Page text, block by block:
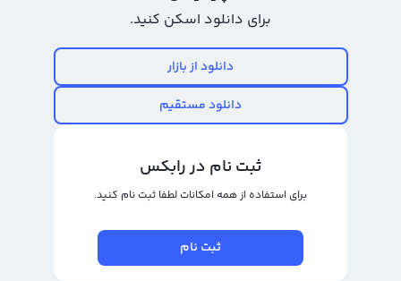
مطمئن خواهد بود و به شما اجازه می‌دهد تا ارز دیجیتال خود را به تومان یا ریال
تبدیل کنید و از آن بهره مند شوید.
خرید و فروش وی ام پی اکس یا VMPX معامله جدیدی است که به تازگی وارد بازار
ارزهای دیجیتال شده است. این ارز دیجیتال با علامت تجاری VMPX در حال حاضر بسیار
دارد و به سود خوبی برای سرمایه‌گذاران بلند مدت و معامله‌گران کوتاه مدت
می‌انجامد. در خرید و فروش وی ام پی اکس، بخصوص برای معامله‌گران کوتاه مدت،
صورت، سود خرید و فروش بهترین زمان و قیمت به دست خواهد آمد.
برای دانلود اسکن کنید.
دانلود از بازار
دانلود مستقیم
ثبت نام در رابکس
برای استفاده از همه امکانات لطفا ثبت نام کنید.
ثبت نام